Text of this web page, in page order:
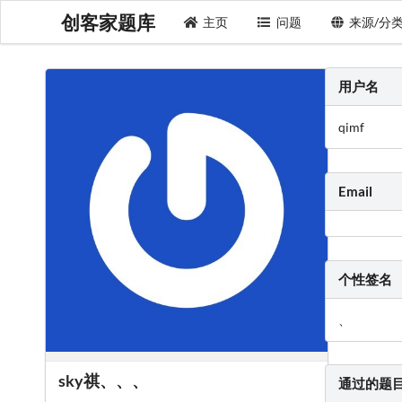
创客家题库 主页 问题 来源/分
sky祺、、、
用户名
qimf
Email
个性签名
通过的题